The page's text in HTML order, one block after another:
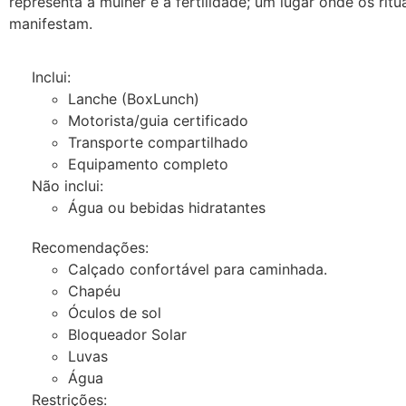
manifestam.
Inclui:
Lanche (BoxLunch)
Motorista/guia certificado
Transporte compartilhado
Equipamento completo
Não inclui:
Água ou bebidas hidratantes
Recomendações:
Calçado confortável para caminhada.
Chapéu
Óculos de sol
Bloqueador Solar
Luvas
Água
Restrições: